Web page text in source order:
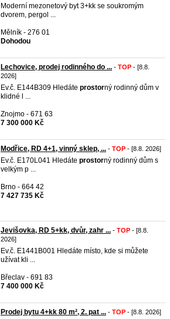
Moderní mezonetový byt 3+kk se soukromým
dvorem, pergol ...
Mělník - 276 01
Dohodou
Lechovice, prodej rodinného do ... - TOP - [8.8.
2026]
Ev.č. E144B309 Hledáte prostorný rodinný dům v
klidné l ...
Znojmo - 671 63
7 300 000 Kč
Modřice, RD 4+1, vinný sklep, ... - TOP - [8.8. 2026]
Ev.č. E170L041 Hledáte prostorný rodinný dům s
velkým p ...
Brno - 664 42
7 427 735 Kč
Jevišovka, RD 5+kk, dvůr, zahr ... - TOP - [8.8.
2026]
Ev.č. E1441B001 Hledáte místo, kde si můžete
užívat kli ...
Břeclav - 691 83
7 400 000 Kč
Prodej bytu 4+kk 80 m², 2. pat ... - TOP - [8.8. 2026]